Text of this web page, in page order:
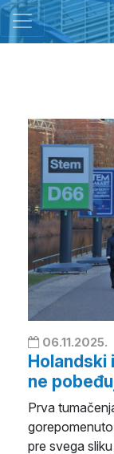
06.11.2025.
Holandski
ne
Prva
pre svega